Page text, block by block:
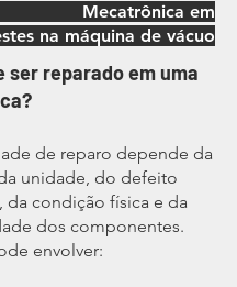
em
na máquina de vácuo
ser reparado em uma
de reparo depende da
unidade, do defeito
da condição física e da
dos componentes.
envolver: